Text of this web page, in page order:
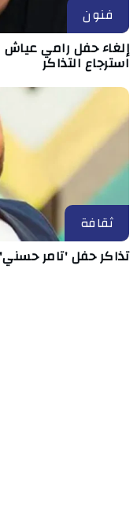
فنون
إلغاء حفل رامي
استرجاع التذاكر
ثقافة
تذاكر حفل 'تامر حسني'